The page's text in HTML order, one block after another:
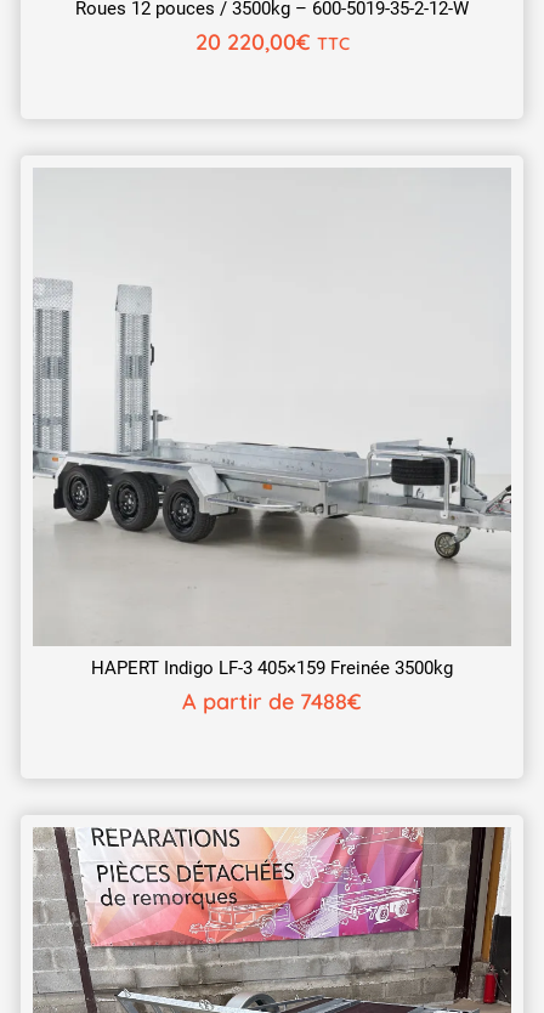
Roues 12 pouces / 3500kg – 600-5019-35-2-12-W
20 220,00€ TTC
HAPERT Indigo LF-3 405×159 Freinée 3500kg
A partir de 7488€